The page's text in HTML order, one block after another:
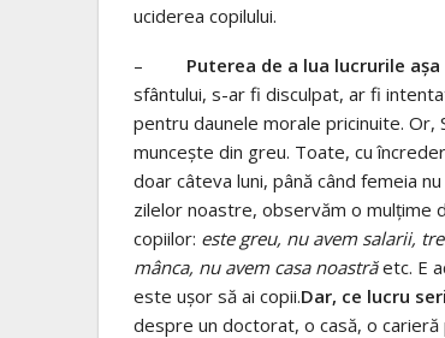
uciderea copilului.
– Puterea de a lua lucrurile
sfântului, s-ar fi disculpat, ar fi
pentru daunele morale pricinuite.
muncește din greu. Toate, cu
doar câteva luni, până când femeia
zilelor noastre, observăm o mulțime
copiilor: este greu, nu avem salarii,
mânca, nu avem casa noastrăetc. E
este ușor să ai copii.Dar, ce lucru
despre un doctorat, o casă, o carieră